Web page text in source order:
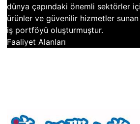
dünya çapındaki önemli sektörler
ürünler ve güvenilir hizmetler
iş portföyü oluşturmuştur.
Faaliyet Alanları